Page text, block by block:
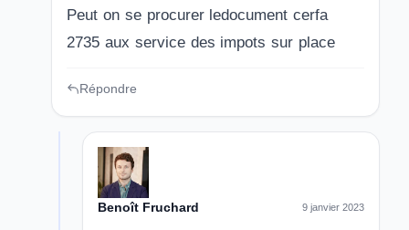
Peut on se procurer ledocument cerfa
2735 aux service des impots sur place
Répondre
Benoît Fruchard 9 janvier 2023